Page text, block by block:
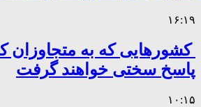
۱۶:۱۹
کشورهایی که به متجاوزان
پاسخ سختی خواهند گرفت
۱۰:۱۵